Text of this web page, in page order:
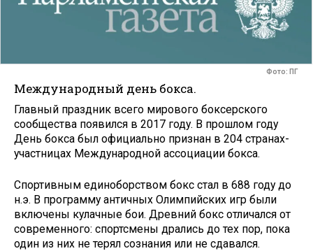
Фото: ПГ
Международный день бокса.
Главный праздник всего мирового боксерского
сообщества появился в 2017 году. В прошлом году
День бокса был официально признан в 204 странах-
участницах Международной ассоциации бокса.
Спортивным единоборством бокс стал в 688 году до
н.э. В программу античных Олимпийских игр были
включены кулачные бои. Древний бокс отличался от
современного: спортсмены дрались до тех пор, пока
один из них не терял сознания или не сдавался.